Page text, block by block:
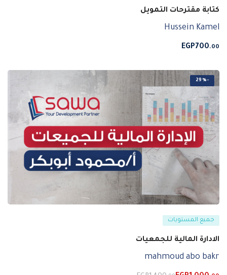
كتابة مقترحات التمويل
Hussein Kamel
EGP700.00
-29%
جميع المستويات
الادارة المالية للجمعيات
mahmoud abo bakr